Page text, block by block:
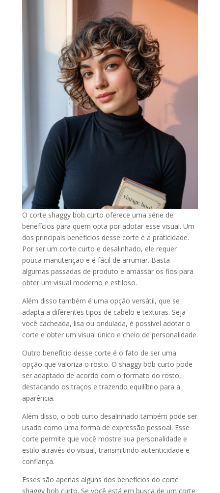
O corte shaggy bob curto oferece uma série de
benefícios para quem opta por adotar esse visual. Um
dos principais benefícios desse corte é a praticidade.
Por ser um corte curto e desalinhado, ele requer
pouca manutenção e é fácil de arrumar. Basta
algumas passadas de produto e amassar os fios para
obter um visual moderno e estiloso.
Além disso também é uma opção versátil, que se
adapta a diferentes tipos de cabelo e texturas. Seja
você cacheada, lisa ou ondulada, é possível adotar o
corte e obter um visual único e cheio de personalidade.
Outro benefício desse corte é o fato de ser uma
opção que valoriza o rosto. O shaggy bob curto pode
ser adaptado de acordo com o formato do rosto,
destacando os traços e trazendo equilíbrio para a
aparência.
Além disso, o bob curto desalinhado também pode ser
usado como uma forma de expressão pessoal. Esse
corte permite que você mostre sua personalidade e
estilo através do visual, transmitindo autenticidade e
confiança.
Esses são apenas alguns dos benefícios do corte
shaggy bob curto. Se você está em busca de um corte